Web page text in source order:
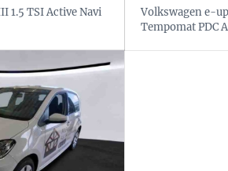
1.5 TSI Active Navi
Volkswagen e-
Tempomat PDC